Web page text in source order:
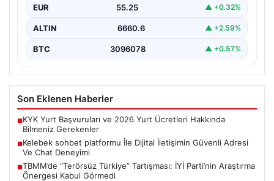
EUR 55.25 ▲ +0.32%
ALTIN 6660.6 ▲ +2.59%
BTC 3096078 ▲ +0.57%
Son Eklenen Haberler
■KYK Yurt Başvuruları ve 2026 Yurt Ücretleri Hakkında
Bilmeniz Gerekenler
■Kelebek sohbet platformu İle Dijital İletişimin Güvenli Adresi
Ve Chat Deneyimi
■TBMM’de “Terörsüz Türkiye” Tartışması: İYİ Parti’nin Araştırma
Önergesi Kabul Görmedi